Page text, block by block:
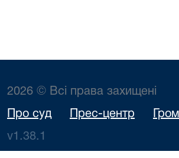
2026 © Всі права захищені
Про суд Прес-центр
v1.38.1